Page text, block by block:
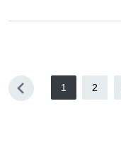
1 2